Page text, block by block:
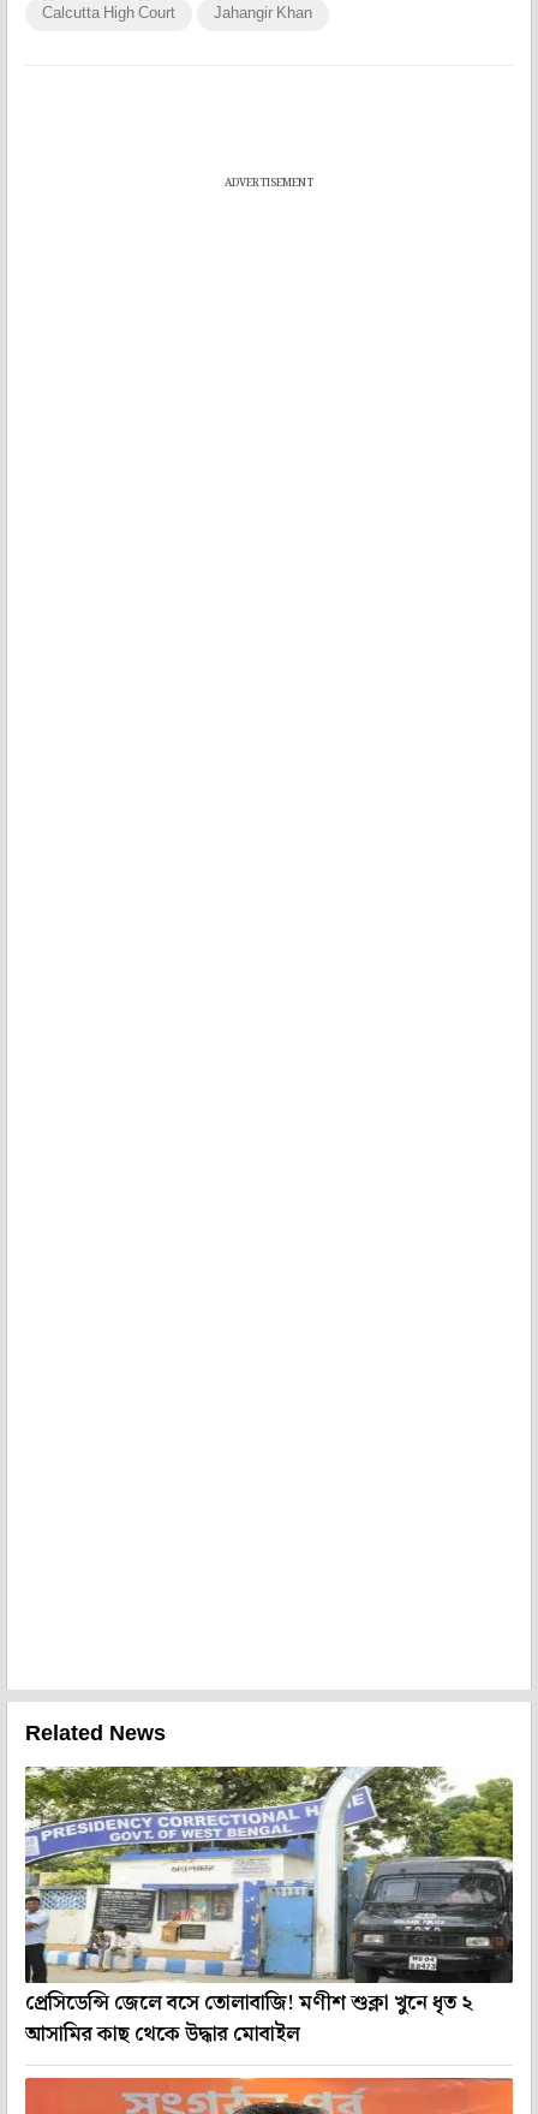
Calcutta High Court Jahangir Khan
ADVERTISEMENT
Related News
প্রেসিডেন্সি জেলে বসে তোলাবাজি! মণীশ শুক্লা খুনে ধৃত ২
আসামির কাছ থেকে উদ্ধার মোবাইল